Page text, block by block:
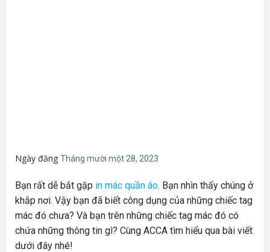
Ngày đăng Tháng mười một 28, 2023
Bạn rất dễ bắt gặp in mác quần áo. Bạn nhìn thấy chúng ở
khắp nơi. Vậy bạn đã biết công dụng của những chiếc tag
mác đó chưa? Và bạn trên những chiếc tag mác đó có
chứa những thông tin gì? Cùng ACCA tìm hiểu qua bài viết
dưới đây nhé!